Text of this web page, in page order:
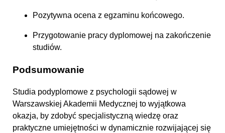
Pozytywna ocena z egzaminu końcowego.
Przygotowanie pracy dyplomowej na zakończenie
studiów.
Podsumowanie
Studia podyplomowe z psychologii sądowej w
Warszawskiej Akademii Medycznej to wyjątkowa
okazja, by zdobyć specjalistyczną wiedzę oraz
praktyczne umiejętności w dynamicznie rozwijającej się